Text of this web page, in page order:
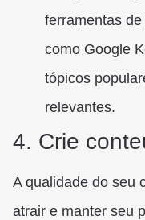
ferramentas
como Google
tópicos
relevantes.
4. Crie
A qualidade do seu
atrair e manter seu